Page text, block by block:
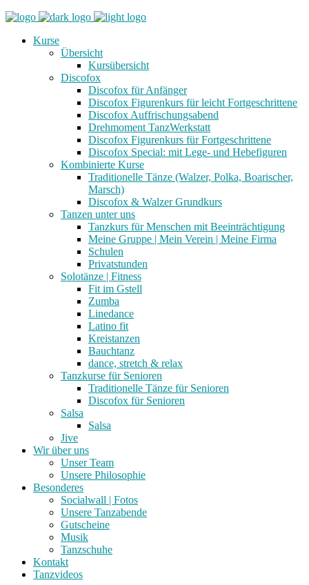
Kurse
Übersicht
Kursübersicht
Discofox
Discofox für Anfänger
Discofox Figurenkurs für leicht Fortgeschrittene
Discofox Auffrischungsabend
Drehmoment TanzWerkstatt
Discofox Figurenkurs für Fortgeschrittene
Discofox Special: mit Lege- und Hebefiguren
Kombinierte Kurse
Traditionelle Tänze (Walzer, Polka, Boarischer,
Marsch)
Discofox & Walzer Grundkurs
Tanzen unter uns
Tanzkurs für Menschen mit Beeinträchtigung
Meine Gruppe | Mein Verein | Meine Firma
Schulen
Privatstunden
Solotänze | Fitness
Fit im Gstell
Zumba
Linedance
Latino fit
Kreistanzen
Bauchtanz
dance, stretch & relax
Tanzkurse für Senioren
Traditionelle Tänze für Senioren
Discofox für Senioren
Salsa
Salsa
Jive
Wir über uns
Unser Team
Unsere Philosophie
Besonderes
Socialwall | Fotos
Unsere Tanzabende
Gutscheine
Musik
Tanzschuhe
Kontakt
Tanzvideos